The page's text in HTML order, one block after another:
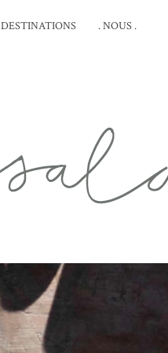
DESTINATIONS . NOUS .